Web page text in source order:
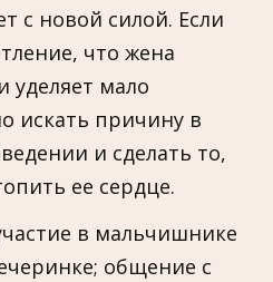
с новой силой. Если
что жена
уделяет мало
искать причину в
и сделать то,
ее сердце.
в мальчишнике
общение с